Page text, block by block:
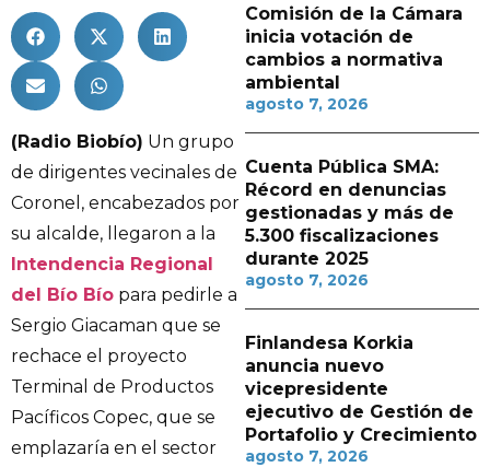
(Radio Biobío) Un grupo
de dirigentes vecinales de
Coronel, encabezados por
su alcalde, llegaron a la
Intendencia Regional
del Bío Bío para pedirle a
Sergio Giacaman que se
rechace el proyecto
Terminal de Productos
Pacíficos Copec, que se
emplazaría en el sector
Comisión de la Cámara
inicia votación de
cambios a normativa
ambiental
agosto 7, 2026
Cuenta Pública SMA:
Récord en denuncias
gestionadas y más de
5.300 fiscalizaciones
durante 2025
agosto 7, 2026
Finlandesa Korkia
anuncia nuevo
vicepresidente
ejecutivo de Gestión de
Portafolio y Crecimiento
agosto 7, 2026